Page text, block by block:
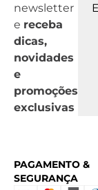
newsletter
e receba
dicas,
novidades
e
promoções
exclusivas
PAGAMENTO &
SEGURANÇA